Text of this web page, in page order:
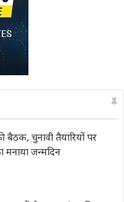
बैठक, चुनावी तैयारियों पर
मनाया जन्मदिन